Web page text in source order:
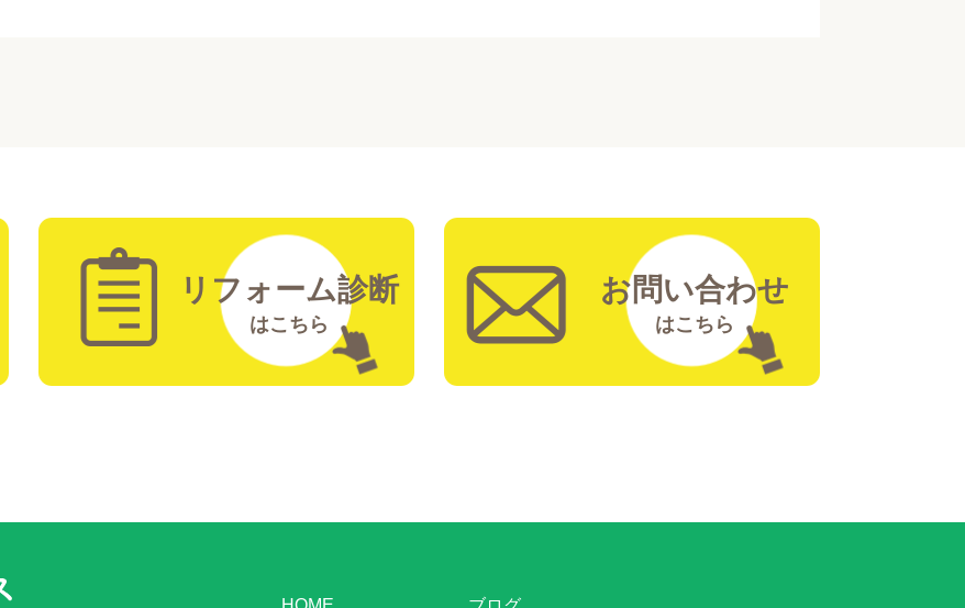
リフォーム診断
はこちら
お問い合わせ
はこちら